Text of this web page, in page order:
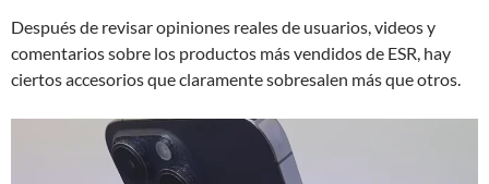
Después de revisar opiniones reales de usuarios, videos y
comentarios sobre los productos más vendidos de ESR, hay
ciertos accesorios que claramente sobresalen más que otros.